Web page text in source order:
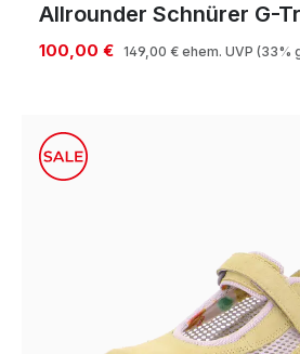
Allrounder Schnürer G-
100,00 € 149,00 € ehem. UVP (33%